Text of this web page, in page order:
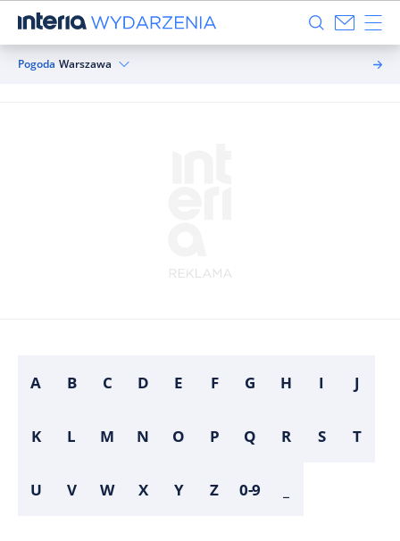
Pogoda Warszawa
A B C D E F G H I J
K L M N O P Q R S T
U V W X Y Z 0-9